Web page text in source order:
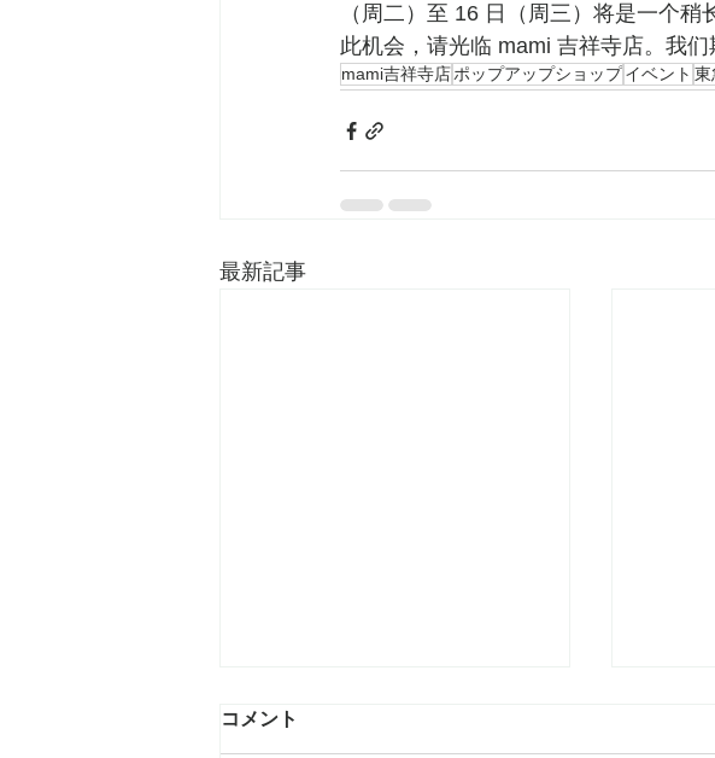
（周二）至 16 日（周三）将是一个
此机会，请光临 mami 吉祥寺店。我们
mami吉祥寺店ポップアップショップイベント 東
最新記事
コメント